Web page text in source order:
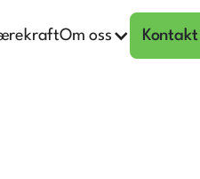
Om oss Kontakt